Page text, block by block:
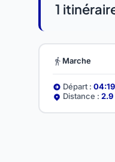
1
Marche
Départ : 04:19
Distance : 2.9